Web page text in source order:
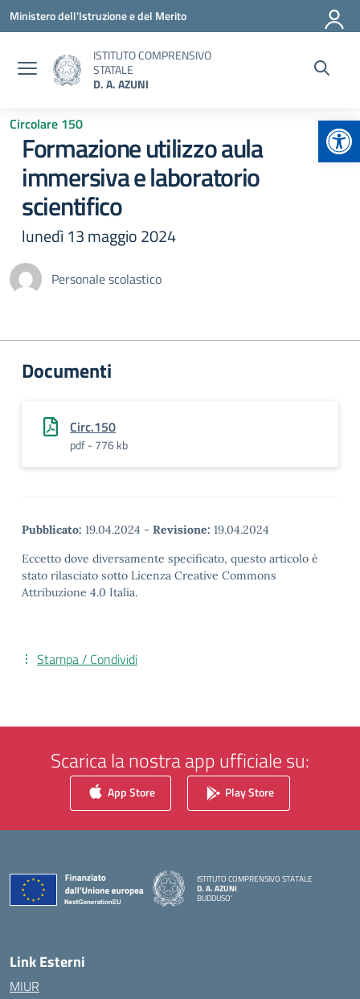
Vai ai contenuti
Vai al menu di navigazione
Vai al footer
Ministero dell'Istruzione e del Merito
ISTITUTO COMPRENSIVO
STATALE
D. A. AZUNI
Circolare 150
Formazione utilizzo aula
immersiva e laboratorio
scientifico
lunedì 13 maggio 2024
Personale scolastico
Documenti
Circ.150
pdf - 776 kb
Pubblicato: 19.04.2024 - Revisione: 19.04.2024
Eccetto dove diversamente specificato, questo articolo è
stato rilasciato sotto Licenza Creative Commons
Attribuzione 4.0 Italia.
Stampa / Condividi
Scarica la nostra app ufficiale su:
App Store Play Store
ISTITUTO COMPRENSIVO STATALE
D. A. AZUNI
BUDDUSO'
Link Esterni
MIUR